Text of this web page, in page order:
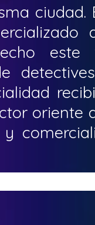
ciudad.
oriente